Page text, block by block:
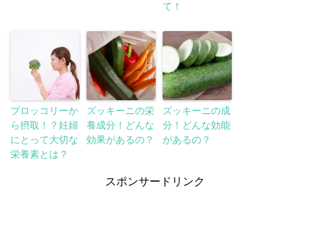
て！
ブロッコリーか
ら摂取！？妊婦
にとって大切な
栄養素とは？
ズッキーニの栄
養成分！どんな
効果があるの？
ズッキーニの成
分！どんな効能
があるの？
スポンサードリンク